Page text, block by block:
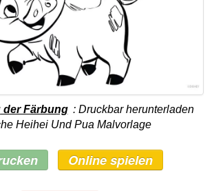
Färbung : Druckbar herunterladen
Heihei Und Pua Malvorlage
Online spielen